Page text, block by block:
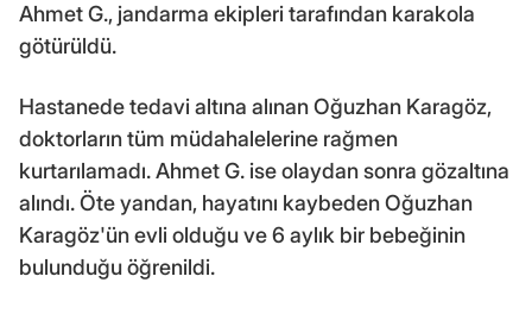
Ahmet G., jandarma ekipleri tarafından karakola
götürüldü.
Hastanede tedavi altına alınan Oğuzhan Karagöz,
doktorların tüm müdahalelerine rağmen
kurtarılamadı. Ahmet G. ise olaydan sonra gözaltına
alındı. Öte yandan, hayatını kaybeden Oğuzhan
Karagöz'ün evli olduğu ve 6 aylık bir bebeğinin
bulunduğu öğrenildi.